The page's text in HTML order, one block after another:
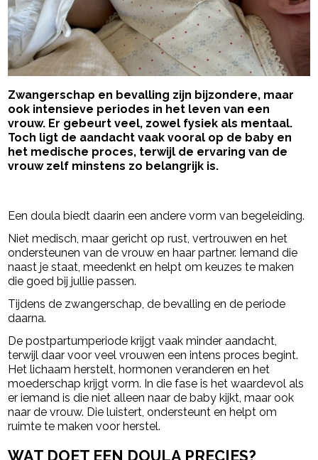
Zwangerschap en bevalling zijn bijzondere, maar
ook intensieve periodes in het leven van een
vrouw. Er gebeurt veel, zowel fysiek als mentaal.
Toch ligt de aandacht vaak vooral op de baby en
het medische proces, terwijl de ervaring van de
vrouw zelf minstens zo belangrijk is.
Een doula biedt daarin een andere vorm van begeleiding.
Niet medisch, maar gericht op rust, vertrouwen en het
ondersteunen van de vrouw en haar partner. Iemand die
naast je staat, meedenkt en helpt om keuzes te maken
die goed bij jullie passen.
Tijdens de zwangerschap, de bevalling en de periode
daarna.
De postpartumperiode krijgt vaak minder aandacht,
terwijl daar voor veel vrouwen een intens proces begint.
Het lichaam herstelt, hormonen veranderen en het
moederschap krijgt vorm. In die fase is het waardevol als
er iemand is die niet alleen naar de baby kijkt, maar ook
naar de vrouw. Die luistert, ondersteunt en helpt om
ruimte te maken voor herstel.
WAT DOET EEN DOULA PRECIES?